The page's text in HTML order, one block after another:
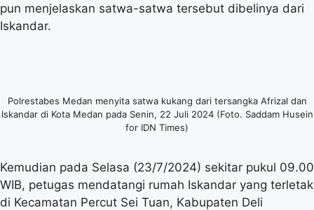
pun menjelaskan satwa-satwa tersebut dibelinya dari
Iskandar.
Polrestabes Medan menyita satwa kukang dari tersangka Afrizal dan
Iskandar di Kota Medan pada Senin, 22 Juli 2024 (Foto. Saddam Husein
for IDN Times)
Kemudian pada Selasa (23/7/2024) sekitar pukul 09.00
WIB, petugas mendatangi rumah Iskandar yang terletak
di Kecamatan Percut Sei Tuan, Kabupaten Deli